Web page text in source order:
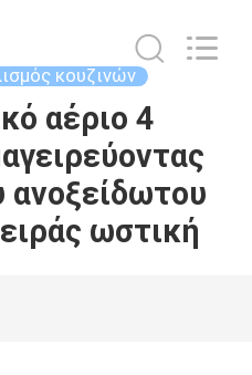
κουζινών
αέριο 4
ανοξείδωτου
ωστική